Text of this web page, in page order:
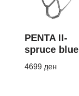
PENTA II-
spruce blue
4699 ден